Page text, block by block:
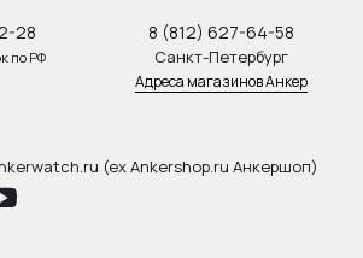
28
по РФ
8 (812) 627-64-58
Санкт-Петербург
Адреса магазинов Анкер
(ex Ankershop.ru Анкершоп)